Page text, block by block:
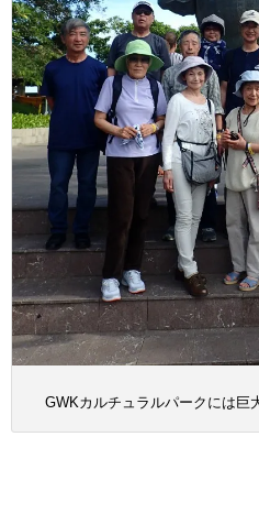
GWKカルチュラルパークには巨